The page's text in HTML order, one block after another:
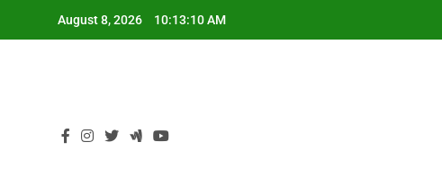
August 8, 2026 10:13:11 AM